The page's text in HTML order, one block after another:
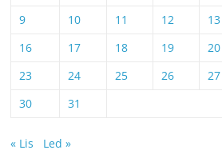
9
10 11 12 13
16
17 18 19 20
23
24 25 26 27
30
31
« Lis Led »